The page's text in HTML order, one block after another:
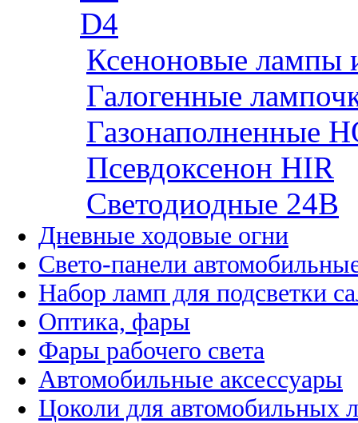
D4
Ксеноновые лампы
Галогенные
Газонаполненные
Псевдоксенон HIR
Cветодиодные 24B
Дневные ходовые огни
Свето-панели
Набор ламп для подсветки
Оптика, фары
Фары рабочего света
Автомобильные аксессуары
Цоколи для автомобильных